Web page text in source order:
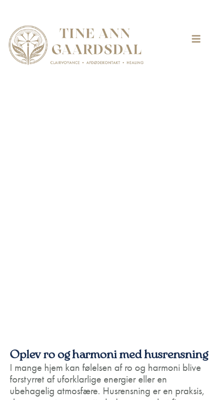
Oplev ro og harmoni med husrensning
I mange hjem kan følelsen af ro og harmoni blive
forstyrret af uforklarlige energier eller en
ubehagelig atmosfære. Husrensning er en praksis,